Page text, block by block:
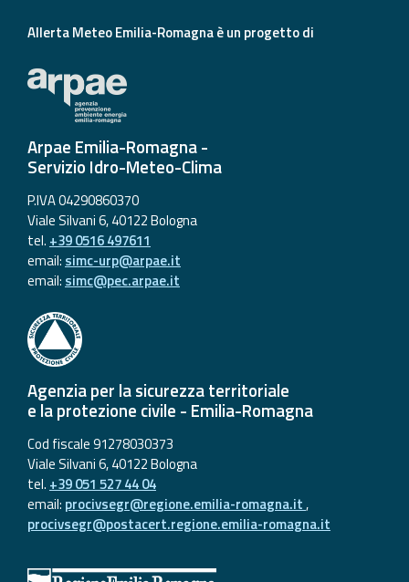
Allerta Meteo Emilia-Romagna è un progetto di
Arpae Emilia-Romagna -
Servizio Idro-Meteo-Clima
P.IVA 04290860370
Viale Silvani 6, 40122 Bologna
tel. +39 0516 497611
email: simc-urp@arpae.it
email: simc@pec.arpae.it
Agenzia per la sicurezza territoriale
e la protezione civile - Emilia-Romagna
Cod fiscale 91278030373
Viale Silvani 6, 40122 Bologna
tel. +39 051 527 44 04
email: procivsegr@regione.emilia-romagna.it,
procivsegr@postacert.regione.emilia-romagna.it